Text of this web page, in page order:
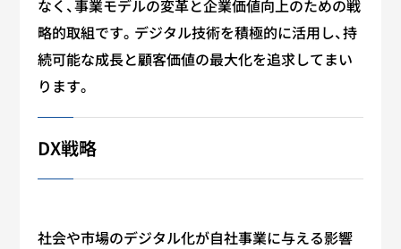
なく、事業モデルの変革と企業価値向上のための戦
略的取組です。デジタル技術を積極的に活用し、持
続可能な成長と顧客価値の最大化を追求してまい
ります。
DX戦略
社会や市場のデジタル化が自社事業に与える影響